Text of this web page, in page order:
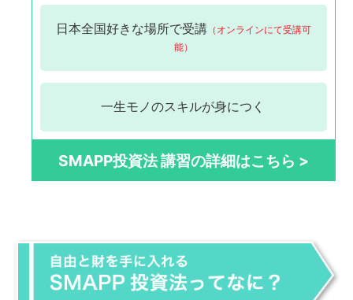
日本全国好きな場所で受講 （オンラインにて受講可
能）
一生モノのスキルが身につく
SMAPP投資法 講習の詳細はこちら >